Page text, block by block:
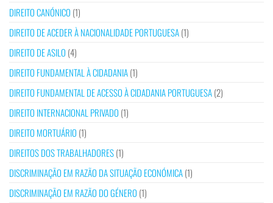
DIREITO CANÓNICO (1)
DIREITO DE ACEDER À NACIONALIDADE PORTUGUESA(1)
DIREITO DE ASILO (4)
DIREITO FUNDAMENTAL À CIDADANIA(1)
DIREITO FUNDAMENTAL DE ACESSO À CIDADANIA PORTUGUESA(2)
DIREITO INTERNACIONAL PRIVADO (1)
DIREITO MORTUÁRIO (1)
DIREITOS DOS TRABALHADORES(1)
DISCRIMINAÇÃO EM RAZÃO DA SITUAÇÃO ECONÓMICA(1)
DISCRIMINAÇÃO EM RAZÃO DO GÉNERO (1)